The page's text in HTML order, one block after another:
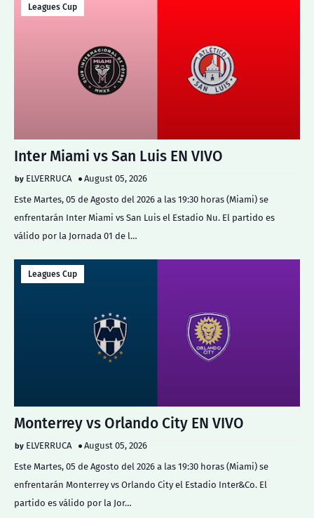
Leagues Cup
Inter Miami vs San Luis EN VIVO
ELVERRUCA
August 05, 2026
Este Martes, 05 de Agosto del 2026 a las 19:30 horas (Miami) se
enfrentarán Inter Miami vs San Luis el Estadio Nu. El partido es
válido por la Jornada 01 de l…
Leagues Cup
Monterrey vs Orlando City EN VIVO
ELVERRUCA
August 05, 2026
Este Martes, 05 de Agosto del 2026 a las 19:30 horas (Miami) se
enfrentarán Monterrey vs Orlando City el Estadio Inter&Co. El
partido es válido por la Jor…